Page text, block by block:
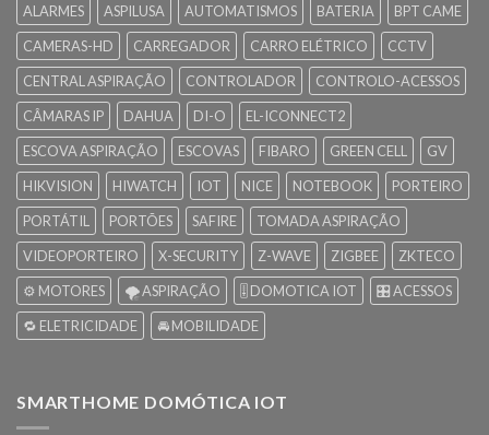
ALARMES
ASPILUSA AUTOMATISMOS BATERIA
BPT CAME
CAMERAS-HD
CARREGADOR CARRO ELÉTRICO
CCTV
CENTRAL ASPIRAÇÃO
CONTROLADOR
CONTROLO-ACESSOS
CÂMARAS IP
DAHUA DI-O
EL-ICONNECT2
ESCOVA ASPIRAÇÃO
ESCOVAS FIBARO GREEN CELL
GV
HIKVISION
HIWATCH IOT NICE NOTEBOOK
PORTEIRO
PORTÁTIL
PORTÕES SAFIRE
TOMADA ASPIRAÇÃO
VIDEOPORTEIRO
X-SECURITY Z-WAVE ZIGBEE
ZKTECO
⚙️ MOTORES
🌪️ ASPIRAÇÃO 🎚️ DOMOTICA IOT
🎛️ ACESSOS
🔁 ELETRICIDADE
🚘 MOBILIDADE
SMARTHOME DOMÓTICA IOT